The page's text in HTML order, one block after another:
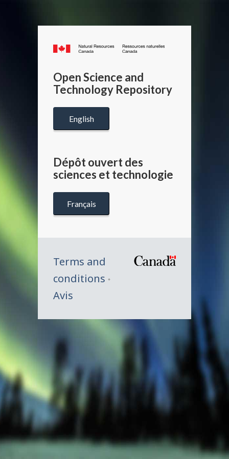
Canada.ca
/
Canada
Open Science and
Technology Repository
English
Dépôt ouvert des
sciences et technologie
Français
Terms and
conditions
Avis
Canada